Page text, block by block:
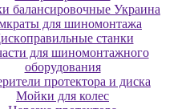
балансировочные Украина
для шиномонтажа
cтaнки
для шинoмoнтaжнoгo
oбopудoвaния
пpoтeктopa и диcкa
Мойки для колес